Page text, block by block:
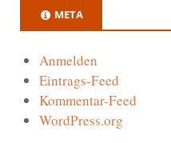
META
Anmelden
Eintrags-Feed
Kommentar-Feed
WordPress.org